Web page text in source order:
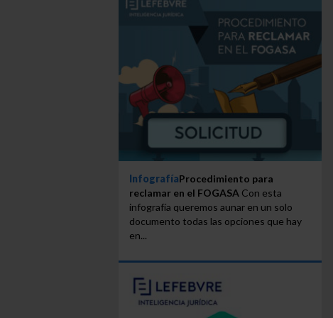
InfografíaProcedimiento para
reclamar en el FOGASA Con esta
infografía queremos aunar en un solo
documento todas las opciones que hay
en...